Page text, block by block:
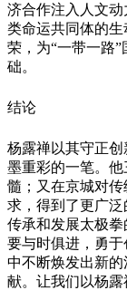
济合作注入人文
类命运共同体的
荣，为“一带一路
础。
结论
杨露禅以其守正
墨重彩的一笔。
髓；又在京城对
求，得到了更广
传承和发展太极
要与时俱进，勇
中不断焕发出新
献。让我们以杨